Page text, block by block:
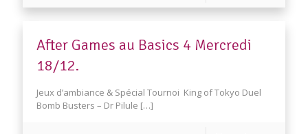
After Games au Basics 4 Mercredi
18/12.
Jeux d’ambiance & Spécial Tournoi King of Tokyo Duel
Bomb Busters – Dr Pilule […]